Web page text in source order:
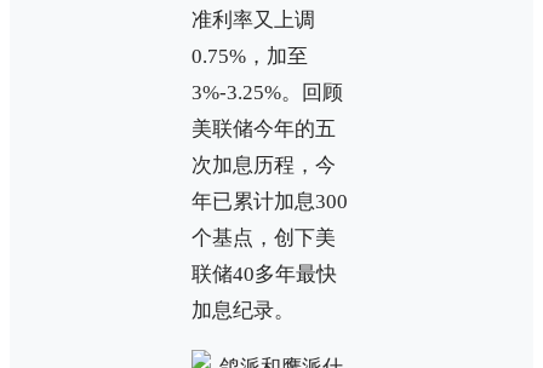
准利率又上调
0.75%，加至
3%-3.25%。回顾
美联储今年的五
次加息历程，今
年已累计加息300
个基点，创下美
联储40多年最快
加息纪录。